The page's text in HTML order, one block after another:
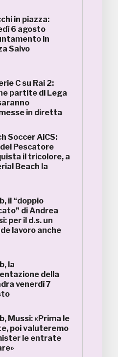
in piazza:
6 agosto
in
Salvo
C su Rai 2:
partite di Lega
in diretta
Soccer AiCS:
Pescatore
il tricolore, a
Beach la
il “doppio
di Andrea
per il d.s. un
lavoro anche
la
della
venerdì 7
Mussi: «Prima le
poi valuteremo
le entrate